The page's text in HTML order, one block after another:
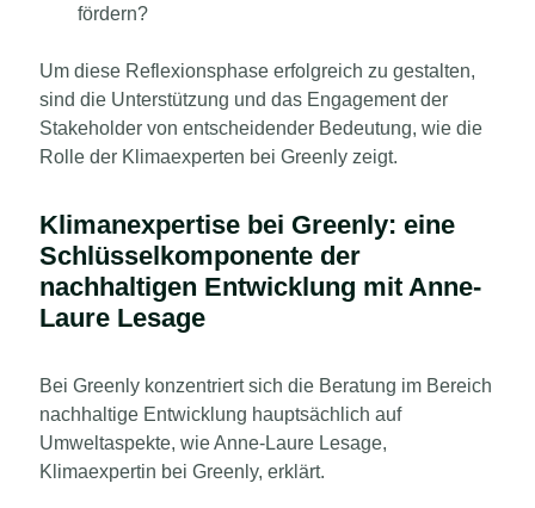
fördern?
Um diese Reflexionsphase erfolgreich zu gestalten,
sind die Unterstützung und das Engagement der
Stakeholder von entscheidender Bedeutung, wie die
Rolle der Klimaexperten bei Greenly zeigt.
Klimanexpertise bei Greenly: eine
Schlüsselkomponente der
nachhaltigen Entwicklung mit Anne-
Laure Lesage
Bei Greenly konzentriert sich die Beratung im Bereich
nachhaltige Entwicklung hauptsächlich auf
Umweltaspekte, wie Anne-Laure Lesage,
Klimaexpertin bei Greenly, erklärt.